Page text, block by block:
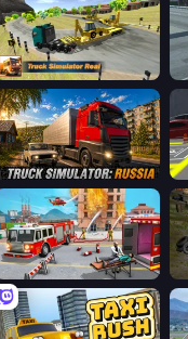
Truck Simulator Real
Truck Simulator: Russia
Fireman 2024